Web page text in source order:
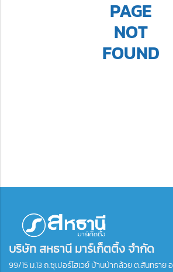
PAGE
NOT
FOUND
บริษัท สหธานี มาร์เก็ตติ้ง จำกัด
99/15 ม.13 ถ.ซุเปอร์ไฮเวย์ บ้านป่ากล้วย ต.สันทราย